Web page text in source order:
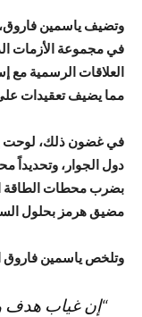
وتضيف ياسمين فاروق،
في مجموعة الأزمات
العلاقات الرسمية مع
مما يضيف تعقيدات
في غضون ذلك، لوحت
دول الجوار، وتحديداً
بضرب محطات الطاقة
مضيق هرمز بحلول
وتلخص ياسمين فاروق
“إن غياب هدف